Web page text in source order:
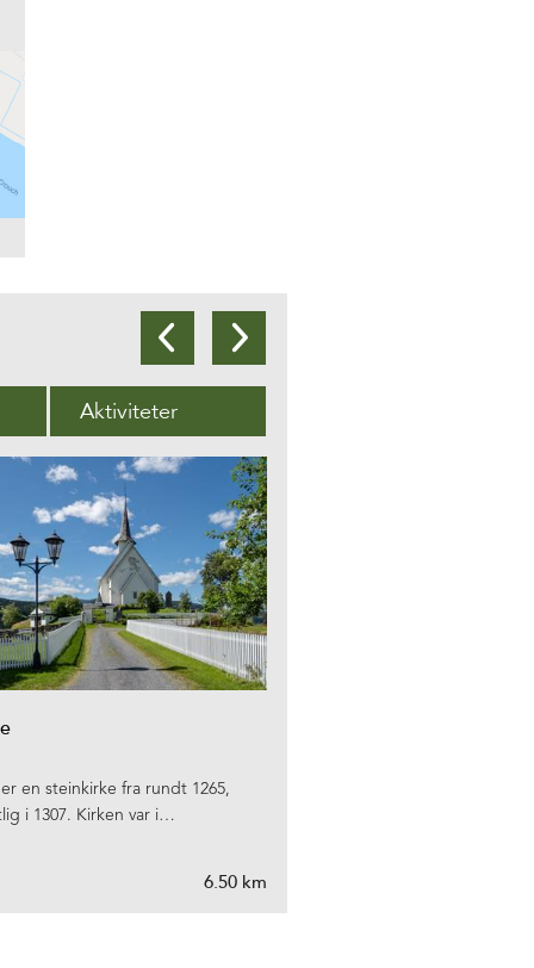
Aktiviteter
en steinkirke fra rundt 1265,
i 1307. Kirken var i…
6.50 km